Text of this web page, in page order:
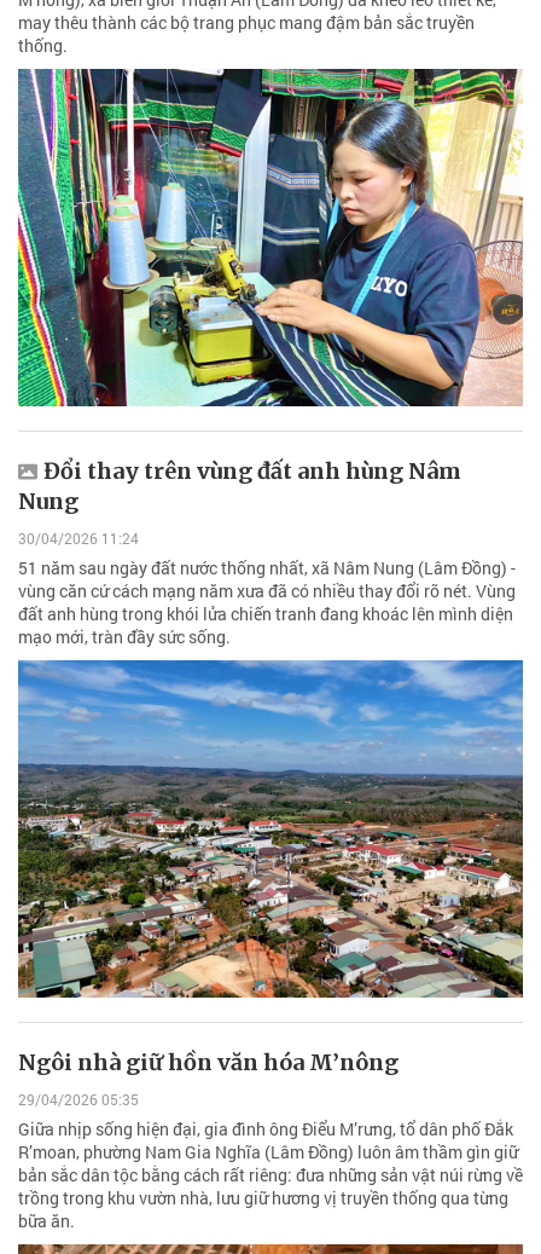
may thêu thành các bộ trang phục mang đậm bản sắc truyền
thống.
Đổi thay trên vùng đất anh hùng Nâm
Nung
30/04/2026 11:24
51 năm sau ngày đất nước thống nhất, xã Nâm Nung (Lâm Đồng) -
vùng căn cứ cách mạng năm xưa đã có nhiều thay đổi rõ nét. Vùng
đất anh hùng trong khói lửa chiến tranh đang khoác lên mình diện
mạo mới, tràn đầy sức sống.
Ngôi nhà giữ hồn văn hóa M’nông
29/04/2026 05:35
Giữa nhịp sống hiện đại, gia đình ông Điểu M’rưng, tổ dân phố Đắk
R’moan, phường Nam Gia Nghĩa (Lâm Đồng) luôn âm thầm gìn giữ
bản sắc dân tộc bằng cách rất riêng: đưa những sản vật núi rừng về
trồng trong khu vườn nhà, lưu giữ hương vị truyền thống qua từng
bữa ăn.